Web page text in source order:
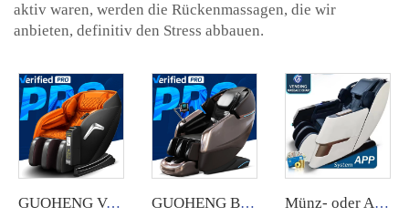
aktiv waren, werden die Rückenmassagen, die wir
anbieten, definitiv den Stress abbauen.
GUOHENG Verkaufsautomat für Massagesessel mit Kreditkartenleser Gewerblicher Null-Gravity-Hals-Massagesessel-Automat für Körperentspannung GUOHENG Beliebt im Großhandel Luxus Elektrischer Sl-Track Nullschwerkraft Vollen Körpers Shiatsu Musikfunktion 4D Massagestuhl Münz- oder App-betriebener Luftkissen-Massagestuhl mit Münz- oder App-Zahlung in Singapur